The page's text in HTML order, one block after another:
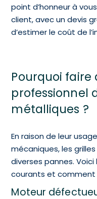
point d’honneur à
client, avec un devis
d’estimer le coût de
Pourquoi faire
professionnel
métalliques ?
En raison de leur
mécaniques, les
diverses pannes.
courants et comment
Moteur